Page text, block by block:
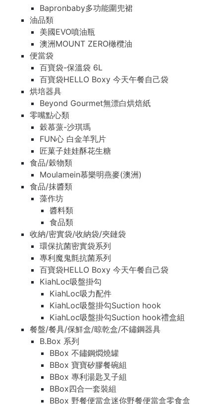
Bapronbaby多功能圍兜裙
油品類
美國EVO噴油瓶
澳洲MOUNT ZERO橄欖油
便當袋
百寶袋-保溫袋 6L
百寶袋HELLO Boxy 今天午餐自己袋
烘培器具
Beyond Gourmet無漂白烘焙紙
零嘴點心類
穀慕蒎-沙琪瑪
FUN心 白金羊乳片
匠菓子娃娃酥花生糖
食品/穀物類
Moulamein慕樂明燕麥(澳洲)
食品/抹醬類
藻作坊
醬料類
食品類
收納/密實袋/收納袋/夾鏈袋
環保抗菌密實袋系列
專利魔鬼氈抗菌系列
百寶袋HELLO Boxy 今天午餐自己袋
KiahLoc吸盤掛勾
KiahLoc吸力配件
KiahLoc吸盤掛勾Suction hook
KiahLoc吸盤掛勾Suction hook禮盒組
餐盤/餐具/保鮮盒/晾乾盒/不鏽鋼器具
B.Box 系列
BBox 不鏽鋼燜燒罐
BBox 寶寶矽膠餐碗組
BBox 專利湯匙叉子組
BBox四合一套裝組
BBox 野餐便當盒迷你野餐便當盒零食盒